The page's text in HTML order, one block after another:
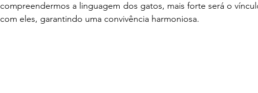
compreendermos a linguagem dos gatos, mais forte será o
com eles, garantindo uma convivência harmoniosa.